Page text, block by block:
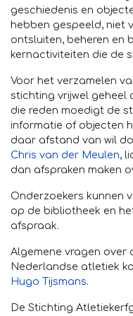
geschiedenis en
hebben gespeeld, niet
ontsluiten, beheren en
kernactiviteiten die de
Voor het verzamelen
stichting vrijwel geheel
die reden moedigt de
informatie of objecten
daar afstand van wil
Chris van der Meulen,
dan afspraken maken
Onderzoekers kunnen
op de bibliotheek en
afspraak.
Algemene vragen over
Nederlandse atletiek
Hugo Tijsmans.
De Stichting